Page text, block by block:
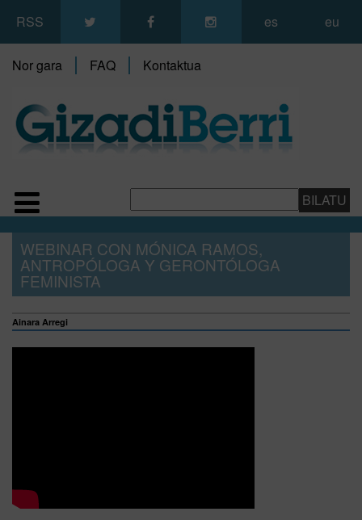
RSS es eu
Nor gara FAQ Kontaktua
WEBINAR CON MÓNICA RAMOS,
ANTROPÓLOGA Y GERONTÓLOGA
FEMINISTA
Ainara Arregi